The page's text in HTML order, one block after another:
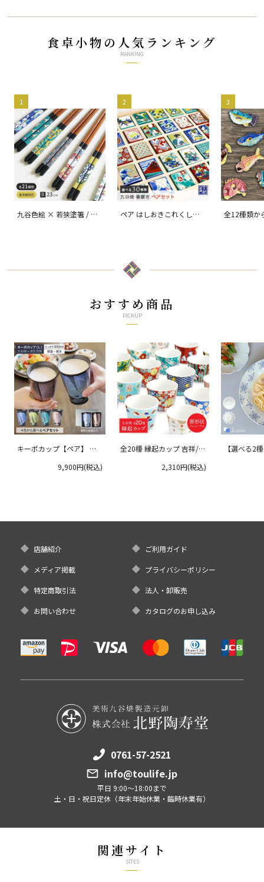
食卓小物の人気ランキング
RANKING
1
九谷色絵 × 若狭塗箸 / 青
2
ペア はしおきこれくしょ
3
全12種類か
おすすめ商品
PICKUP
キーポカップ【ペア】 ラ
9,900円(税込)
全20種 縁起カップ 吉祥/青
2,310円(税込)
【選べる2
店舗紹介 ご利用ガイド
メディア掲載 プライバシーポリシー
特定商取引法 法人・卸販売
お問い合わせ カタログのお申し込み
0761-57-2521
info@toulife.jp
平日 9:00～18:00まで
土・日・祝日定休（年末年始休業・臨時休業有）
関連サイト
SITES